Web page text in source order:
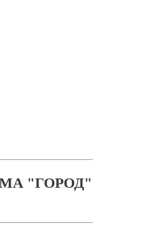
"ГОРОД"